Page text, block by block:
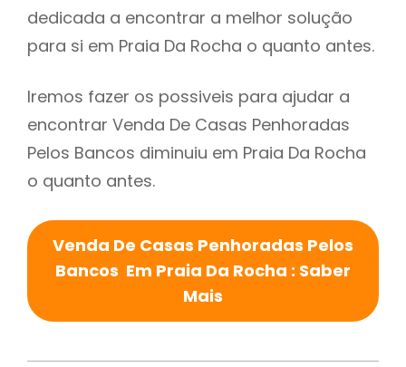
dedicada a encontrar a melhor solução
para si em Praia Da Rocha o quanto antes.
Iremos fazer os possiveis para ajudar a
encontrar Venda De Casas Penhoradas
Pelos Bancos diminuiu em Praia Da Rocha
o quanto antes.
Venda De Casas Penhoradas Pelos
Bancos Em Praia Da Rocha : Saber
Mais